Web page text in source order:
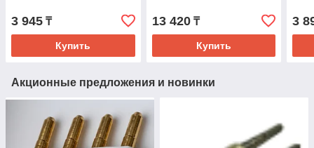
3 945 ₸
Купить
13 420₸
Купить
3
Акционные предложения и новинки